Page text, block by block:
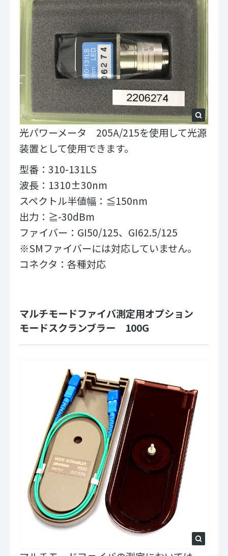
光パワーメータ 205A/215を使用して光源
装置として使用できます。
型番：310-131LS
波長：1310±30nm
スペクトル半値幅：≦150nm
出力：≧-30dBm
ファイバー：GI50/125、GI62.5/125
※SMファイバーには対応していません。
コネクタ：各種対応
マルチモードファイバ測定用オプション
モードスクランブラー 100G